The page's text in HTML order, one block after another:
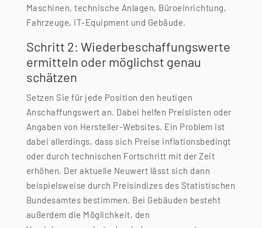
Maschinen, technische Anlagen, Büroeinrichtung,
Fahrzeuge, IT-Equipment und Gebäude.
Schritt 2: Wiederbeschaffungswerte
ermitteln oder möglichst genau
schätzen
Setzen Sie für jede Position den heutigen
Anschaffungswert an. Dabei helfen Preislisten oder
Angaben von Hersteller-Websites. Ein Problem ist
dabei allerdings, dass sich Preise inflationsbedingt
oder durch technischen Fortschritt mit der Zeit
erhöhen. Der aktuelle Neuwert lässt sich dann
beispielsweise durch Preisindizes des Statistischen
Bundesamtes bestimmen. Bei Gebäuden besteht
außerdem die Möglichkeit, den